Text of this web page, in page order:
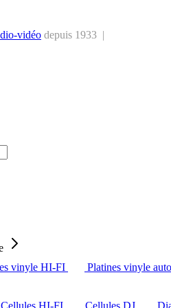
vidéo depuis 1933 |
vinyle HI-FI Platines vinyle
Cellules HI-FI Cellules DJ